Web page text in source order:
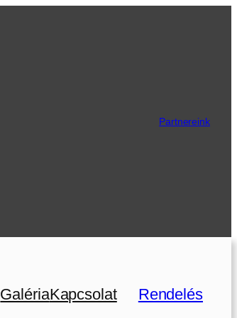
Partnereink
GalériaKapcsolat Rendelés